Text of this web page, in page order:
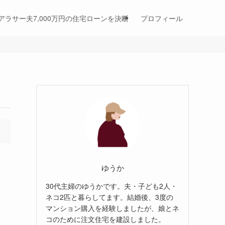
ラサー夫7,000万円の住宅ローンを決断 プロフィール
ゆうか
30代主婦のゆうかです。夫・子ども2人・
ネコ2匹と暮らしてます。結婚後、3度の
マンション購入を経験しましたが、娘とネ
コのために注文住宅を建設しました。